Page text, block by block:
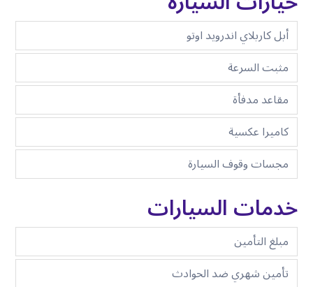
أبل كاربلاي اندرويد اوتو
مثبت السرعة
مقاعد مدفأة
كاميرا عكسية
مجسات وقوف السيارة
خدمات السيارات
مبلغ التأمين
تأمين شهري ضد الحوادث